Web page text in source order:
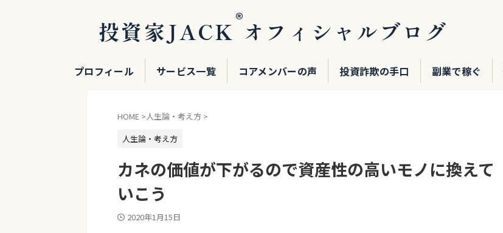
投資家JACK®オフィシャルブログ
プロフィール サービス一覧 コアメンバーの声 投資詐欺の手口 副業で稼ぐ
HOME >人生論・考え方 >
人生論・考え方
カネの価値が下がるので資産性の高いモノに換えて
いこう
2020年1月15日